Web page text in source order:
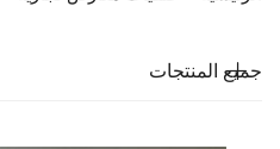
جميع المنتجات